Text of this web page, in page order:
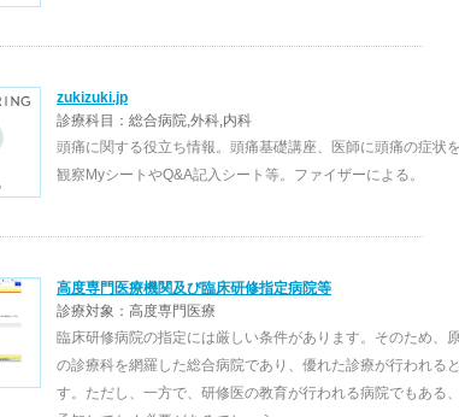
zukizuki.jp
診療科目：総合病院,外科,内科
頭痛に関する役立ち情報。頭痛基礎講座、医師に頭痛の症状
観察MyシートやQ&A記入シート等。ファイザーによる。
高度専門医療機関及び臨床研修指定病院等
診療対象：高度専門医療
臨床研修病院の指定には厳しい条件があります。そのため、
の診療科を網羅した総合病院であり、優れた診療が行われる
す。ただし、一方で、研修医の教育が行われる病院でもある